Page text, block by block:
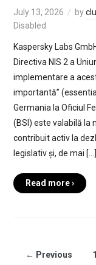
July 13, 2026 by
Disabled
Kaspersky Labs
Directiva NIS 2 a
implementare a
importantă”
Germania la Oficiul
(BSI) este valabilă la
contribuit activ la
legislativ și, de mai […]
Read more ›
← Previous 1